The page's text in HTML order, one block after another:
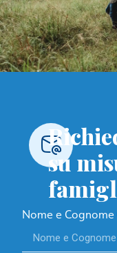
su
Nome e